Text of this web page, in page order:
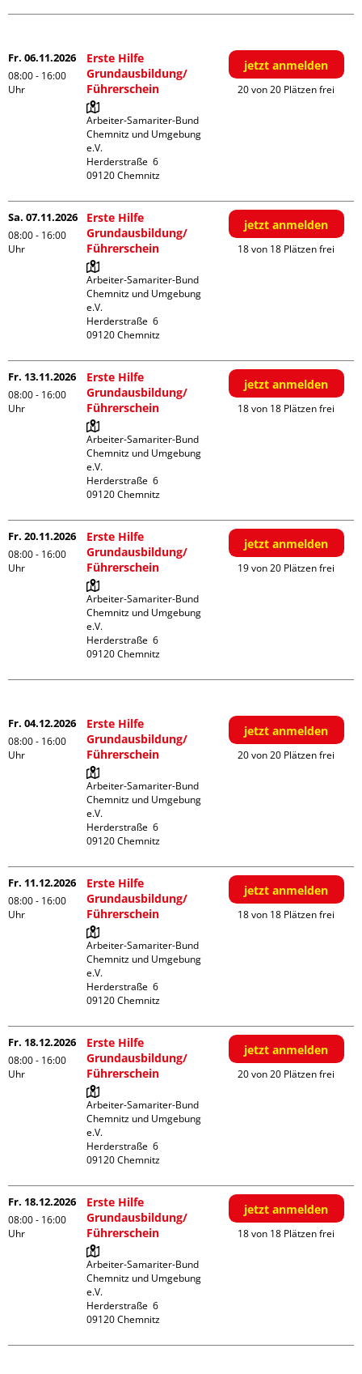
Fr. 06.11.2026
08:00 - 16:00
Uhr
Erste Hilfe
Grundausbildung/
Führerschein
Arbeiter-Samariter-Bund
Chemnitz und Umgebung
e.V.
Herderstraße  6
jetzt anmelden
20 von 20 Plätzen frei
Sa. 07.11.2026
08:00 - 16:00
Uhr
Erste Hilfe
Grundausbildung/
Führerschein
Arbeiter-Samariter-Bund
Chemnitz und Umgebung
e.V.
Herderstraße  6
jetzt anmelden
18 von 18 Plätzen frei
Fr. 13.11.2026
08:00 - 16:00
Uhr
Erste Hilfe
Grundausbildung/
Führerschein
Arbeiter-Samariter-Bund
Chemnitz und Umgebung
e.V.
Herderstraße  6
jetzt anmelden
18 von 18 Plätzen frei
Fr. 20.11.2026
08:00 - 16:00
Uhr
Erste Hilfe
Grundausbildung/
Führerschein
Arbeiter-Samariter-Bund
Chemnitz und Umgebung
e.V.
Herderstraße  6
jetzt anmelden
19 von 20 Plätzen frei
Fr. 04.12.2026
08:00 - 16:00
Uhr
Erste Hilfe
Grundausbildung/
Führerschein
Arbeiter-Samariter-Bund
Chemnitz und Umgebung
e.V.
Herderstraße  6
jetzt anmelden
20 von 20 Plätzen frei
Fr. 11.12.2026
08:00 - 16:00
Uhr
Erste Hilfe
Grundausbildung/
Führerschein
Arbeiter-Samariter-Bund
Chemnitz und Umgebung
e.V.
Herderstraße  6
jetzt anmelden
18 von 18 Plätzen frei
Fr. 18.12.2026
08:00 - 16:00
Uhr
Erste Hilfe
Grundausbildung/
Führerschein
Arbeiter-Samariter-Bund
Chemnitz und Umgebung
e.V.
Herderstraße  6
jetzt anmelden
20 von 20 Plätzen frei
Fr. 18.12.2026
08:00 - 16:00
Uhr
Erste Hilfe
Grundausbildung/
Führerschein
Arbeiter-Samariter-Bund
Chemnitz und Umgebung
e.V.
Herderstraße  6
jetzt anmelden
18 von 18 Plätzen frei